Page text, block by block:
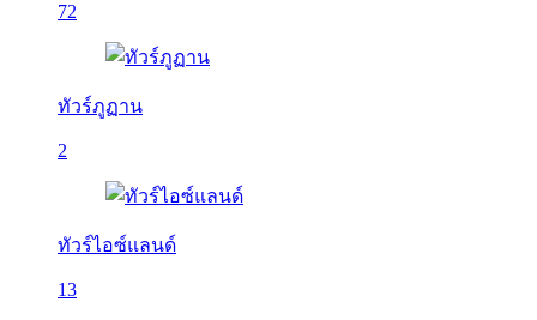
72
ทัวร์ภูฏาน
2
ทัวร์ไอซ์แลนด์
13